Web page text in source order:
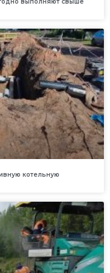
выполняют свыше
котельную